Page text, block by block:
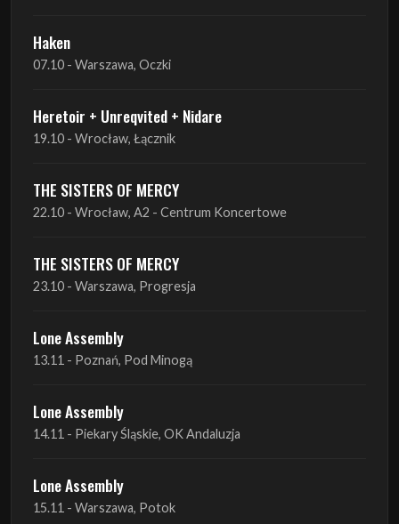
Haken
07.10 - Warszawa, Oczki
Heretoir + Unreqvited + Nidare
19.10 - Wrocław, Łącznik
THE SISTERS OF MERCY
22.10 - Wrocław, A2 - Centrum Koncertowe
THE SISTERS OF MERCY
23.10 - Warszawa, Progresja
Lone Assembly
13.11 - Poznań, Pod Minogą
Lone Assembly
14.11 - Piekary Śląskie, OK Andaluzja
Lone Assembly
15.11 - Warszawa, Potok